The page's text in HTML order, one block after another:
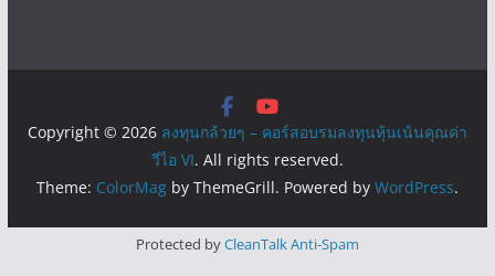
Copyright © 2026 ลงทุนกล้วยๆ – คอร์สอบรมลงทุนหุ้นเน้นคุณค่า
วีไอ VI. All rights reserved.
Theme: ColorMagby ThemeGrill. Powered by WordPress.
Protected byCleanTalk Anti-Spam